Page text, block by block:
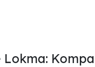
Lokma: